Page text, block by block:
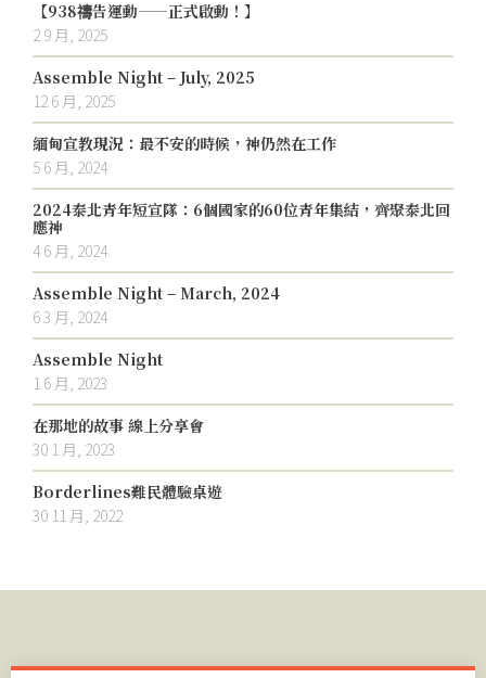
【938禱告運動——正式啟動！】
2 9 月, 2025
Assemble Night – July, 2025
12 6 月, 2025
緬甸宣教現況：最不安的時候，神仍然在工作
5 6 月, 2024
2024泰北青年短宣隊：6個國家的60位青年集結，齊聚泰北回
應神
4 6 月, 2024
Assemble Night – March, 2024
6 3 月, 2024
Assemble Night
1 6 月, 2023
在那地的故事 線上分享會
30 1 月, 2023
Borderlines難民體驗桌遊
30 11 月, 2022